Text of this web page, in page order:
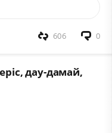
0
606
дау-дамай,